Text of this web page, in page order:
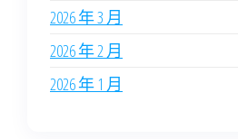
2026 年 3 月
2026 年 2 月
2026 年 1 月